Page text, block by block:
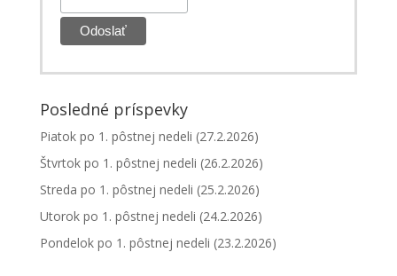
Posledné príspevky
Piatok po 1. pôstnej nedeli (27.2.2026)
Štvrtok po 1. pôstnej nedeli (26.2.2026)
Streda po 1. pôstnej nedeli (25.2.2026)
Utorok po 1. pôstnej nedeli (24.2.2026)
Pondelok po 1. pôstnej nedeli (23.2.2026)